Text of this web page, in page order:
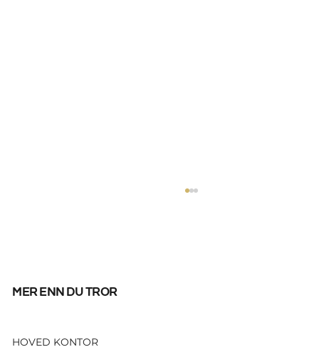
mer enn du tror
HOVED KONTOR